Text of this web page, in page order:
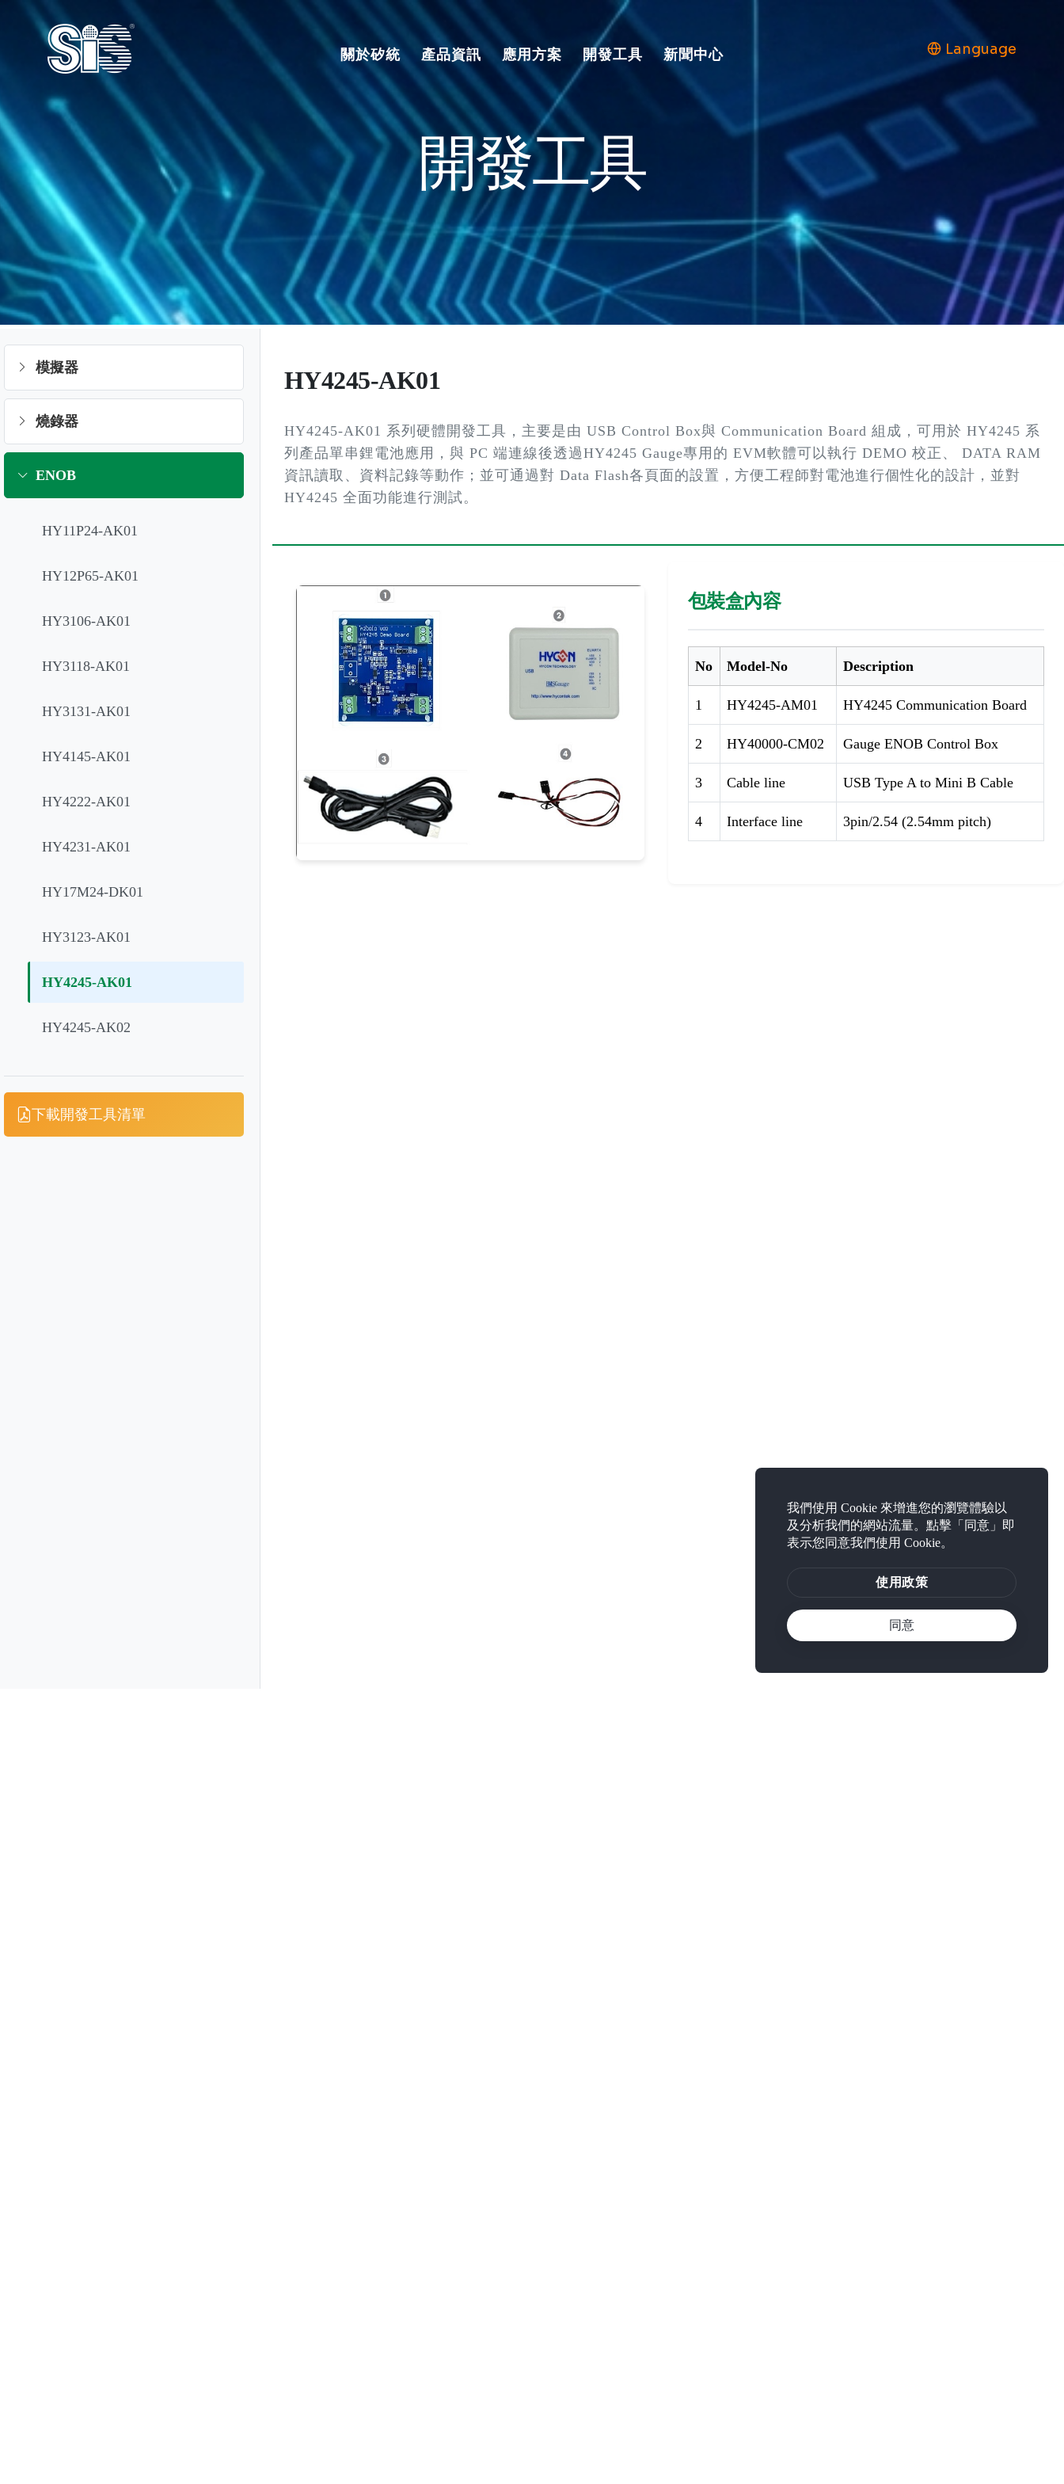
關於矽統 產品資訊 應用方案 開發工具 新聞中心 Language
開發工具
模擬器
燒錄器
ENOB
HY11P24-AK01
HY12P65-AK01
HY3106-AK01
HY3118-AK01
HY3131-AK01
HY4145-AK01
HY4222-AK01
HY4231-AK01
HY17M24-DK01
HY3123-AK01
HY4245-AK01
HY4245-AK02
下載開發工具清單
HY4245-AK01
HY4245-AK01 系列硬體開發工具，主要是由 USB Control Box與 Communication Board 組成，可用於 HY4245 系
列產品單串鋰電池應用，與 PC 端連線後透過HY4245 Gauge專用的 EVM軟體可以執行 DEMO 校正、 DATA RAM
資訊讀取、資料記錄等動作；並可通過對 Data Flash各頁面的設置，方便工程師對電池進行個性化的設計，並對
HY4245 全面功能進行測試。
包裝盒內容
No Model-No Description
1 HY4245-AM01 HY4245 Communication Board
2 HY40000-CM02 Gauge ENOB Control Box
3 Cable line USB Type A to Mini B Cable
4 Interface line 3pin/2.54 (2.54mm pitch)
我們使用 Cookie 來增進您的瀏覽體驗以
及分析我們的網站流量。點擊「同意」即
表示您同意我們使用 Cookie。
使用政策
同意